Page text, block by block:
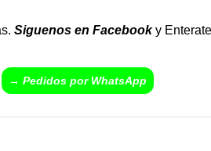
Siguenos en Facebooky
→ Pedidos por WhatsApp